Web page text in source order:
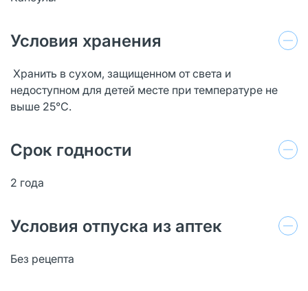
Условия хранения
Хранить в сухом, защищенном от света и
недоступном для детей месте при температуре не
выше 25°С.
Срок годности
2 года
Условия отпуска из аптек
Без рецепта